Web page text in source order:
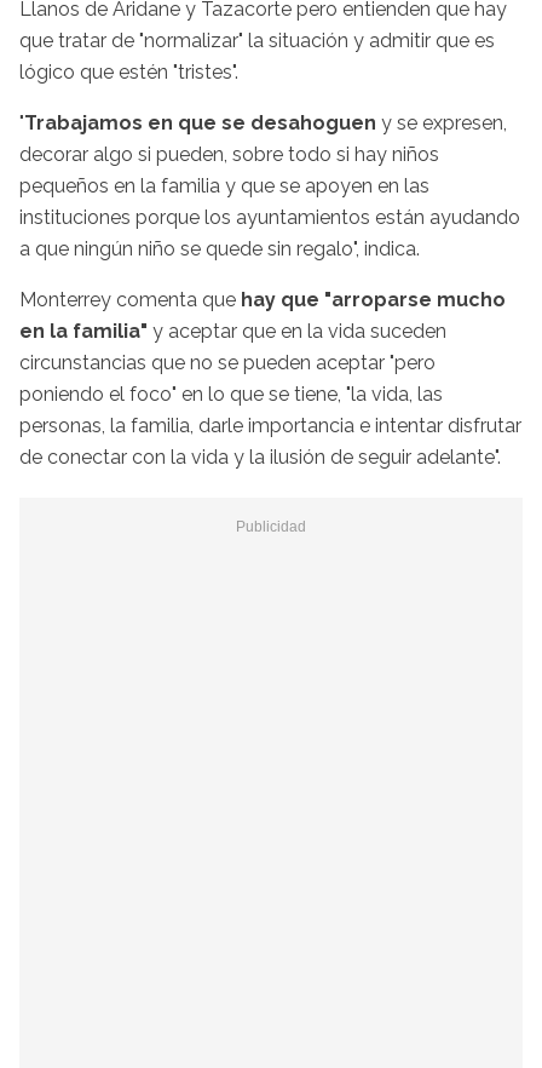
Llanos de Aridane y Tazacorte pero entienden que hay
que tratar de "normalizar" la situación y admitir que es
lógico que estén "tristes".
"Trabajamos en que se desahoguen y se expresen,
decorar algo si pueden, sobre todo si hay niños
pequeños en la familia y que se apoyen en las
instituciones porque los ayuntamientos están ayudando
a que ningún niño se quede sin regalo", indica.
Monterrey comenta que hay que "arroparse mucho
en la familia" y aceptar que en la vida suceden
circunstancias que no se pueden aceptar "pero
poniendo el foco" en lo que se tiene, "la vida, las
personas, la familia, darle importancia e intentar disfrutar
de conectar con la vida y la ilusión de seguir adelante".